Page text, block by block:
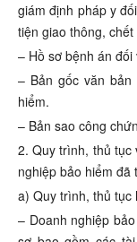
giám định pháp y
tiện giao thông,
– Hồ sơ bệnh án
– Bản gốc văn
hiểm.
– Bản sao công
2. Quy trình, thủ tục
nghiệp bảo hiểm
a) Quy trình, thủ
– Doanh nghiệp